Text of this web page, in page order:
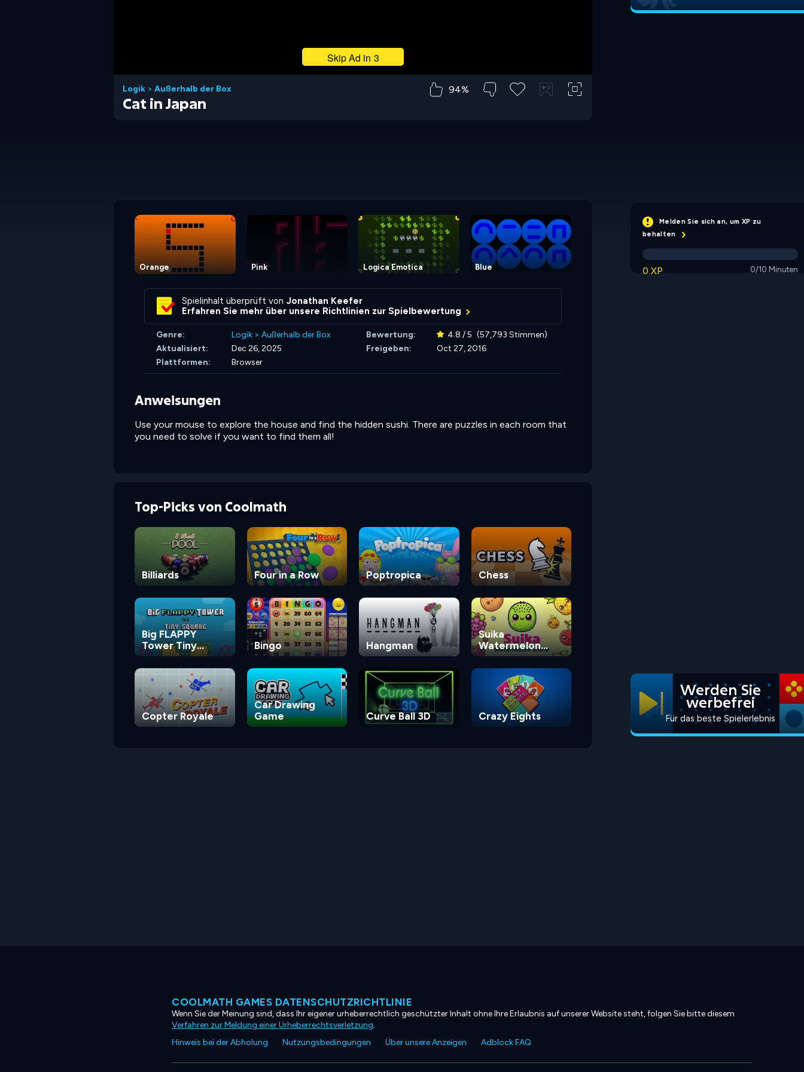
Logik > Außerhalb der Box 94%
Cat in Japan
Orange Pink Logica Emotica Blue
Spielinhalt überprüft von Jonathan Keefer
Erfahren Sie mehr über unsere Richtlinien zur Spielbewertung
Genre: Logik > Außerhalb der Box Bewertung: 4.8 / 5 (57,793 Stimmen)
Aktualisiert:
Dec 26, 2025 Freigeben:
Oct 27, 2016
Plattformen:
Browser
Anweisungen
Use your mouse to explore the house and find the hidden sushi. There are puzzles in each room that
you need to solve if you want to find them all!
Top-Picks von Coolmath
Billiards Four in a Row Poptropica Chess
Big FLAPPY
Tower Tiny
Square
Bingo Hangman
Suika
Watermelon
Game
Copter Royale
Car Drawing
Game
Curve Ball 3D Crazy Eights
Melden Sie sich an, um XP zu
behalten
0 XP 0/10 Minuten
Werden Sie
werbefrei
Für das beste Spielerlebnis
COOLMATH GAMES DATENSCHUTZRICHTLINIE
Wenn Sie der Meinung sind, dass Ihr eigener urheberrechtlich geschützter Inhalt ohne Ihre Erlaubnis auf unserer Website steht, folgen Sie bitte diesem
Verfahren zur Meldung einer Urheberrechtsverletzung.
Hinweis bei der Abholung
Nutzungsbedingungen Über unsere Anzeigen Adblock FAQ